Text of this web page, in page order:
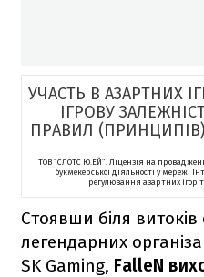
УЧАСТЬ В АЗАРТНИХ
ІГРОВУ
ПРАВИЛ
ТОВ “СЛОТС Ю.ЕЙ”. Ліцензія на
букмекерської діяльності у мережі
регулювання азартних ігор
Стоявши біля
легендарних
SK Gaming, FalleN